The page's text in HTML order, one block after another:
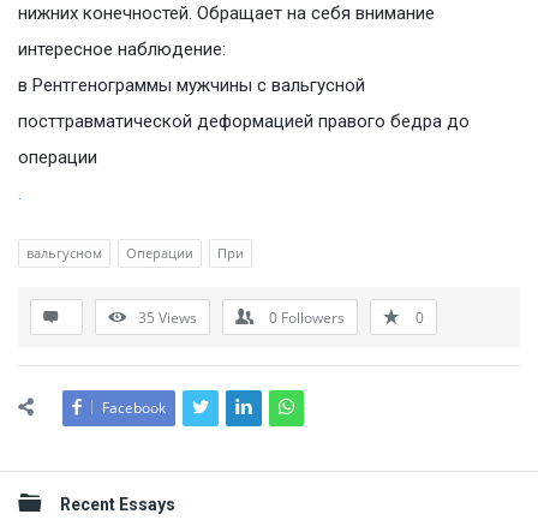
нижних конечностей. Обращает на себя внимание
интересное наблюдение:
в Рентгенограммы мужчины с вальгусной
посттравматической деформацией правого бедра до
операции
.
вальгусном Операции При
35 Views 0 Followers 0
Facebook
Sidebar
Recent Essays